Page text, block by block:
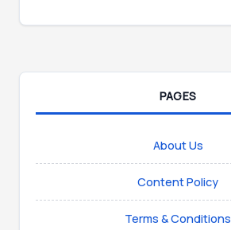
PAGES
About Us
Content Policy
Terms & Conditions